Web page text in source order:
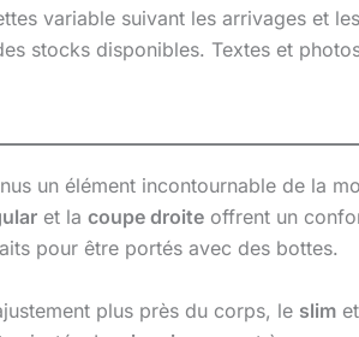
variable suivant les arrivages et
stocks disponibles. Textes et
un élément incontournable de la
et la coupe droite offrent un
pour être portés avec des bottes.
plus près du corps, le slim